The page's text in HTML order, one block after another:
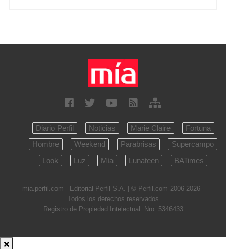
Diario Perfil Noticias Marie Claire
Fortuna
Hombre
Weekend Parabrisas
Supercampo
Look
Luz Mía Lunateen BATimes
mia.perfil.com - Editorial Perfil S.A. | © Perfil.com 2006-2026 -
Todos los derechos reservados
Registro de Propiedad Intelectual: Nro. 5346433